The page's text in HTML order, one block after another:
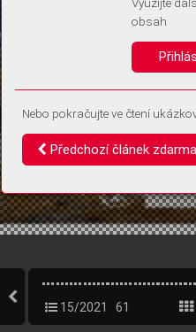
Vaše souhlasy a odmítnutí si
vás už příště znovu neptali.
15/2021 61
obsah
Nebo pokračujte ve čtení
Předchozí článek zdarma